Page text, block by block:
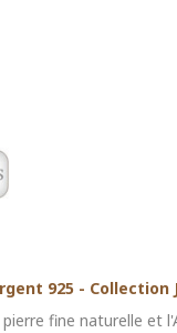
925 - Collection
fine naturelle et